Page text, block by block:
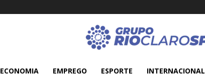
ECONOMIA EMPREGO ESPORTE INTERNACIONAL